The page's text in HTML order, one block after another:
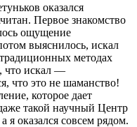
оказался
Первое знакомство
ощущение
выяснилось, искал
методах
что искал —
что это не шаманство!
которое дает
такой научный Центр
я оказался совсем рядом.